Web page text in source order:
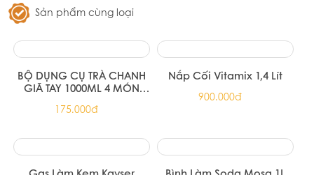
Sản phẩm cùng loại
BỘ DỤNG CỤ TRÀ CHANH
GIÃ TAY 1000ML 4 MÓN
hướng dẫn, chài dầm, đế
175.000đ
Nắp Cối Vitamix 1,4 Lít
900.000đ